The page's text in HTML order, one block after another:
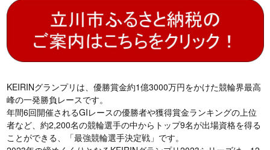
KEIRINグランプリは、優勝賞金約1億3000万円をかけた競輪界最高
峰の一発勝負レースです。
年間6回開催されるGIレースの優勝者や獲得賞金ランキングの上位
者など、約2,200名の競輪選手の中からトップ9名が出場資格を得る
ことができる、「最強競輪選手決定戦」です。